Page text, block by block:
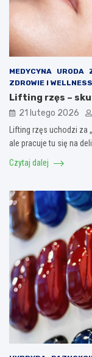
MEDYCYNA URODA
ZDROWIE I WELLNESS
Lifting rzęs –
21 lutego 2026
Lifting rzęs uchodzi za
ale pracuje tu się na
Czytaj dalej